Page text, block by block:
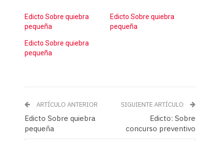
Edicto Sobre quiebra
pequeña
Edicto Sobre quiebra
pequeña
Edicto Sobre quiebra
pequeña
ARTÍCULO ANTERIOR
Edicto Sobre quiebra
pequeña
SIGUIENTE ARTÍCULO
Edicto: Sobre
concurso preventivo